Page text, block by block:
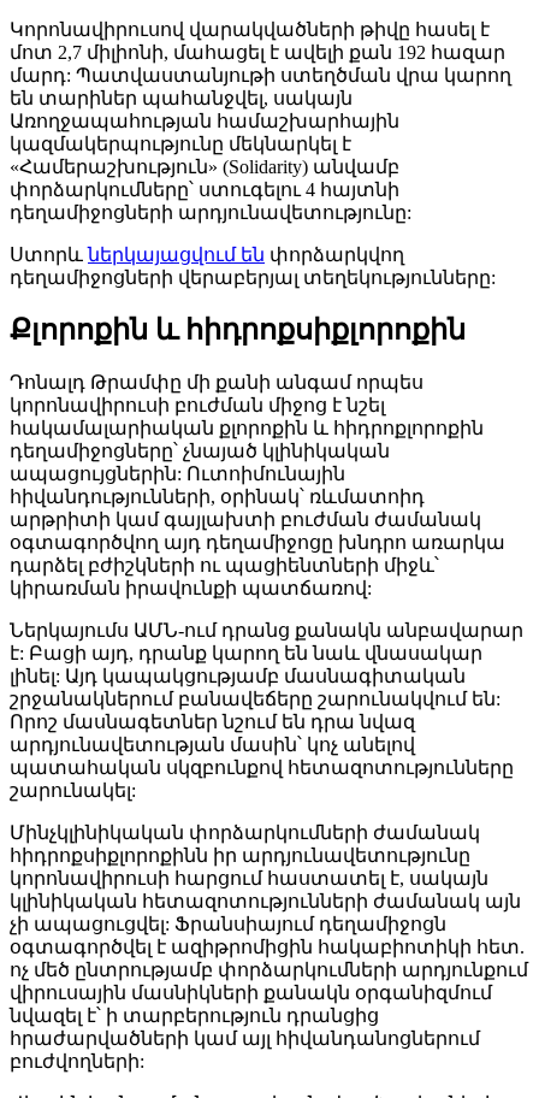
Կորոնավիրուսով վարակվածների թիվը հասել է
մոտ 2,7 միլիոնի, մահացել է ավելի քան 192 հազար
մարդ: Պատվաստանյութի ստեղծման վրա կարող
են տարիներ պահանջվել, սակայն
Առողջապահության համաշխարհային
կազմակերպությունը մեկնարկել է
«Համերաշխություն» (Solidarity) անվամբ
փորձարկումները՝ ստուգելու 4 հայտնի
դեղամիջոցների արդյունավետությունը:
Ստորևներկայացվում են փորձարկվող
դեղամիջոցների վերաբերյալ տեղեկությունները:
Քլորոքին և հիդրոքսիքլորոքին
Դոնալդ Թրամփը մի քանի անգամ որպես
կորոնավիրուսի բուժման միջոց է նշել
հակամալարիական քլորոքին և հիդրոքլորոքին
դեղամիջոցները՝ չնայած կլինիկական
ապացույցներին: Ուտոիմունային
հիվանդությունների, օրինակ՝ ռևմատոիդ
արթրիտի կամ գայլախտի բուժման ժամանակ
օգտագործվող այդ դեղամիջոցը խնդրո առարկա
դարձել բժիշկների ու պացիենտների միջև՝
կիրառման իրավունքի պատճառով:
Ներկայումս ԱՄՆ-ում դրանց քանակն անբավարար
է: Բացի այդ, դրանք կարող են նաև վնասակար
լինել: Այդ կապակցությամբ մասնագիտական
շրջանակներում բանավեճերը շարունակվում են:
Որոշ մասնագետներ նշում են դրա նվազ
արդյունավետության մասին՝ կոչ անելով
պատահական սկզբունքով հետազոտությունները
շարունակել:
Մինչկլինիկական փորձարկումների ժամանակ
հիդրոքսիքլորոքինն իր արդյունավետությունը
կորոնավիրուսի հարցում հաստատել է, սակայն
կլինիկական հետազոտությունների ժամանակ այն
չի ապացուցվել: Ֆրանսիայում դեղամիջոցն
օգտագործվել է ազիթրոմիցին հակաբիոտիկի հետ.
ոչ մեծ ընտրությամբ փորձարկումների արդյունքում
վիրուսային մասնիկների քանակն օրգանիզմում
նվազել է՝ ի տարբերություն դրանցից
հրաժարվածների կամ այլ հիվանդանոցներում
բուժվողների: